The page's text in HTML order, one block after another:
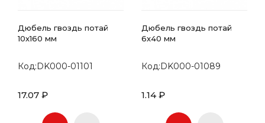
Дюбель гвоздь потай
10х160 мм
Код:DK000-01101
17.07 ₽
Дюбель гвоздь потай
6х40 мм
Код:DK000-01089
1.14 ₽